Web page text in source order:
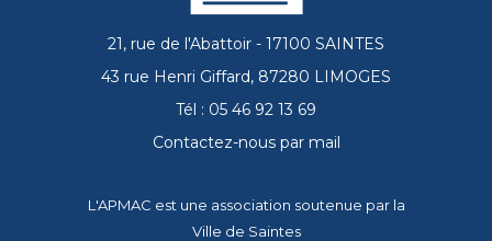
21, rue de l'Abattoir - 17100 SAINTES
43 rue Henri Giffard, 87280 LIMOGES
Tél : 05 46 92 13 69
Contactez-nous par mail
L'APMAC est une association soutenue par la
Ville de Saintes